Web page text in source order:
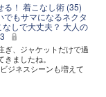
る！ 着こなし術 (35)
もサマになるネクタ
しで大丈夫？ 大人の
ぎ、ジャケットだけで過
ましたね。
ジネスシーンも増えて